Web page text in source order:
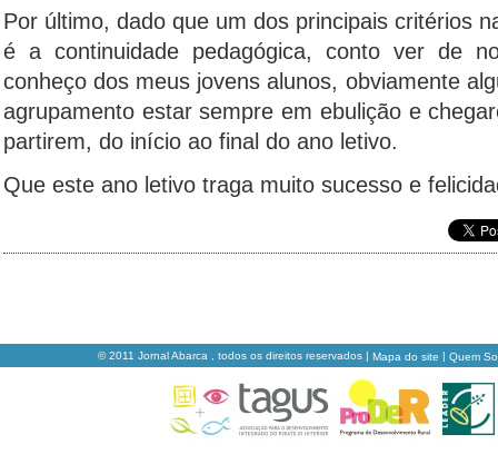
Por último, dado que um dos principais critérios
é a continuidade pedagógica, conto ver de
conheço dos meus jovens alunos, obviamente
agrupamento estar sempre em ebulição e
partirem, do início ao final do ano letivo.
Que este ano letivo traga muito sucesso e
© 2011 Jornal Abarca , todos os direitos reservados | Mapa do site | Quem